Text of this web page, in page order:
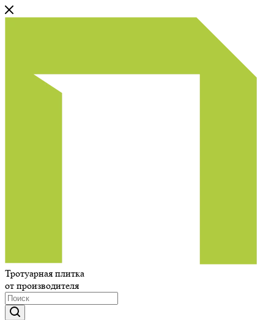
Тротуарная плитка
от производителя